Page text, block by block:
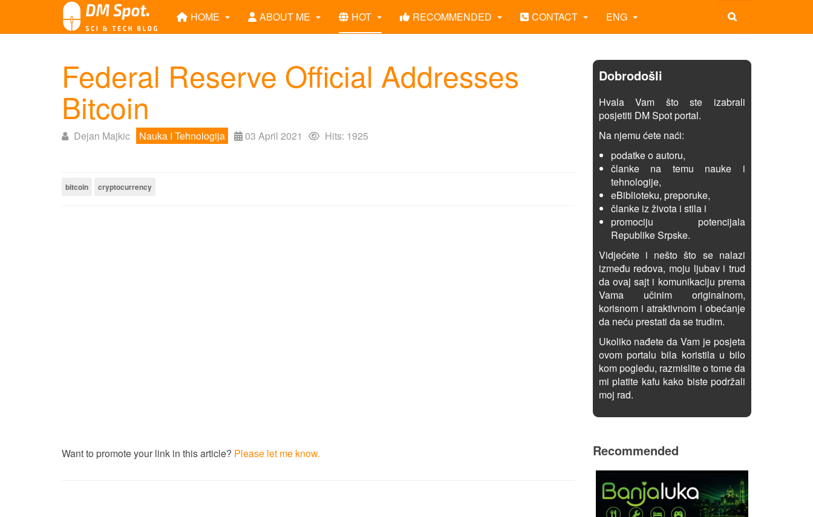
HOME ABOUT ME HOT RECOMMENDED CONTACT ENG
Federal Reserve Official Addresses
Bitcoin
Dejan Majkic Nauka I Tehnologija 03 April 2021 Hits: 1925
bitcoin cryptocurrency
Want to promote your link in this article? Please let me know.
Dobrodošli
Hvala Vam što ste izabrali
posjetiti DM Spot portal.
Na njemu ćete naći:
podatke o autoru,
članke na temu nauke i
tehnologije,
eBiblioteku, preporuke,
članke iz života i stila i
promociju potencijala
Republike Srpske.
Vidjećete i nešto što se nalazi
između redova, moju ljubav i trud
da ovaj sajt i komunikaciju prema
Vama učinim originalnom,
korisnom i atraktivnom i obećanje
da neću prestati da se trudim.
Ukoliko nađete da Vam je posjeta
ovom portalu bila koristila u bilo
kom pogledu, razmislite o tome da
mi platite kafu kako biste podržali
moj rad.
Recommended